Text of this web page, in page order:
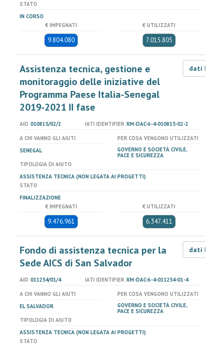
STATO
IN CORSO
€ IMPEGNATI
9.804.080
€ UTILIZZATI
7.015.805
Assistenza tecnica, gestione e
monitoraggio delle iniziative del
Programma Paese Italia-Senegal
2019-2021 II fase
dati LOD
AID 010815/02/2 IATI IDENTIFIER XM-DAC-6-4-010815-02-2
A CHI VANNO GLI AIUTI
SENEGAL
PER COSA VENGONO UTILIZZATI
GOVERNO E SOCIETÀ CIVILE,
PACE E SICUREZZA
TIPOLOGIA DI AIUTO
ASSISTENZA TECNICA (NON LEGATA AI PROGETTI)
STATO
FINALIZZAZIONE
€ IMPEGNATI
9.476.961
€ UTILIZZATI
6.347.411
Fondo di assistenza tecnica per la
Sede AICS di San Salvador
dati LOD
AID 011254/01/4 IATI IDENTIFIER XM-DAC-6-4-011254-01-4
A CHI VANNO GLI AIUTI
EL SALVADOR
PER COSA VENGONO UTILIZZATI
GOVERNO E SOCIETÀ CIVILE,
PACE E SICUREZZA
TIPOLOGIA DI AIUTO
ASSISTENZA TECNICA (NON LEGATA AI PROGETTI)
STATO